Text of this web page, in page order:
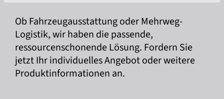
Ob Fahrzeugausstattung oder Mehrweg-
Logistik, wir haben die passende,
ressourcenschonende Lösung. Fordern Sie
jetzt Ihr individuelles Angebot oder weitere
Produktinformationen an.